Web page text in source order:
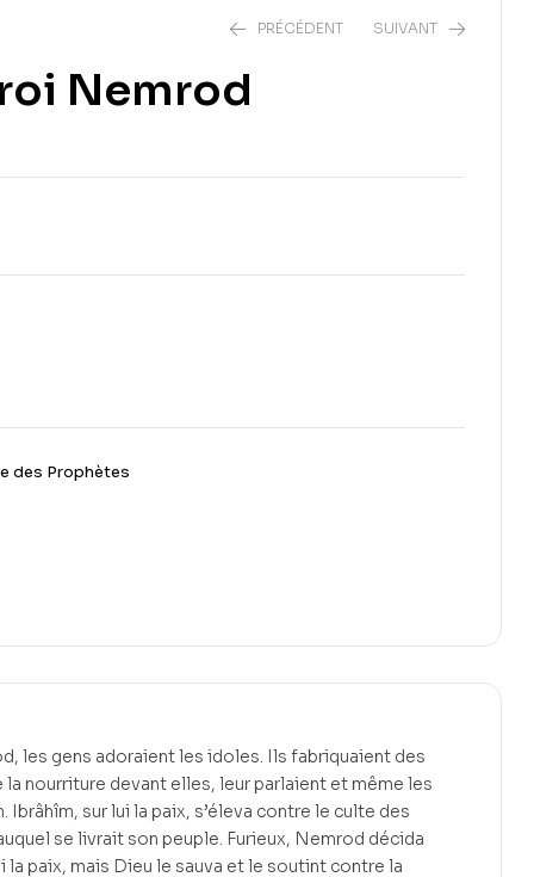
PRÉCÉDENT SUIVANT
Nemrod
des Prophètes
les gens adoraient les idoles. Ils fabriquaient des
nourriture devant elles, leur parlaient et même les
Ibrâhîm, sur lui la paix, s’éleva contre le culte des
se livrait son peuple. Furieux, Nemrod décida
la paix, mais Dieu le sauva et le soutint contre la